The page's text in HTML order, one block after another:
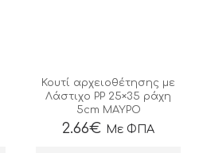
Κουτί αρχειοθέτησης με
Λάστιχο ΡΡ 25×35 ράχη
5cm ΜΑΥΡΟ
2.66€ Με ΦΠΑ